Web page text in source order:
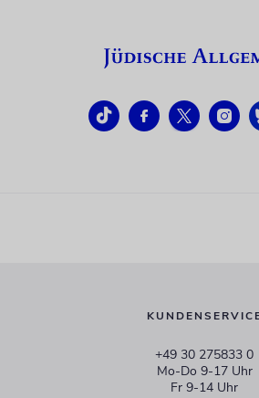
+49 30 275833 0
Mo-Do 9-17 Uhr
Fr 9-14 Uhr